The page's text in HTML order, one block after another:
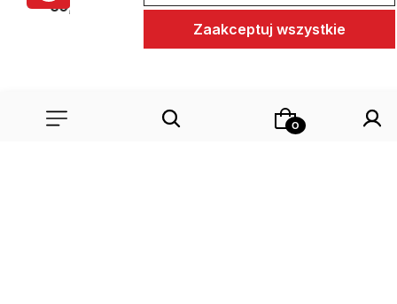
39,90 zł 57,40 zł
Zaakceptuj wszystkie